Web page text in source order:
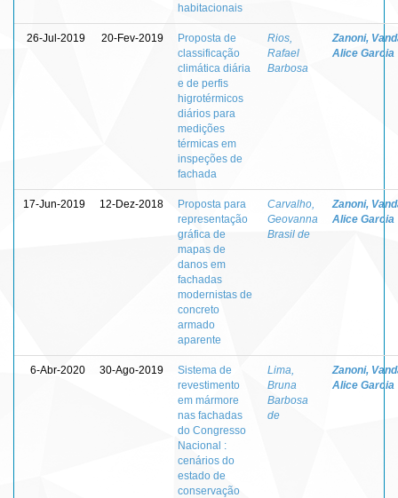
habitacionais
26-Jul-2019 20-Fev-2019
Proposta de
classificação
climática diária
e de perfis
higrotérmicos
diários para
medições
térmicas em
inspeções de
fachada
Rios,
Rafael
Barbosa
Zanoni,
Alice Garcia
17-Jun-2019 12-Dez-2018
Proposta para
representação
gráfica de
mapas de
danos em
fachadas
modernistas de
concreto
armado
aparente
Carvalho,
Geovanna
Brasil de
Zanoni,
Alice Garcia
6-Abr-2020 30-Ago-2019
Sistema de
revestimento
em mármore
nas fachadas
do Congresso
Nacional :
cenários do
estado de
conservação
Lima,
Bruna
Barbosa
de
Zanoni,
Alice Garcia